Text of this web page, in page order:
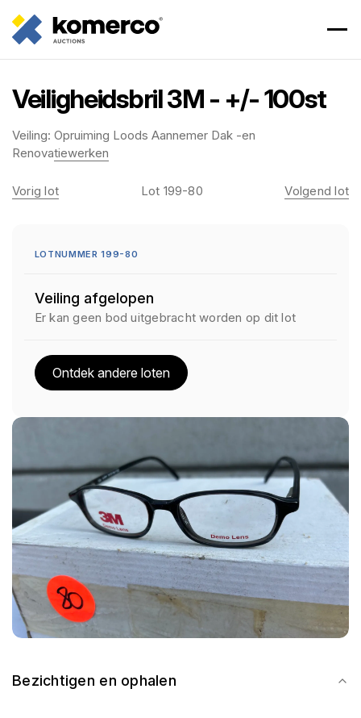
Veiligheidsbril 3M - +/- 100st
Veiling: Opruiming Loods Aannemer Dak -en
Renovatiewerken
Bezichtigen en ophalen
Vorig lot Lot 199-80 Volgend lot
LOTNUMMER 199-80
Veiling afgelopen
Er kan geen bod uitgebracht worden op dit lot
Ontdek andere loten